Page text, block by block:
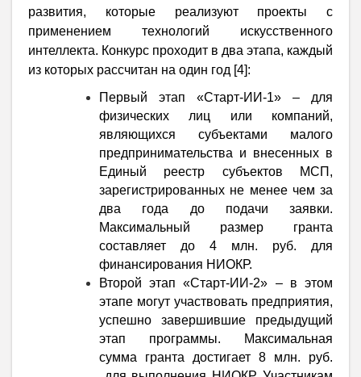
развития, которые реализуют проекты с
применением технологий искусственного
интеллекта. Конкурс проходит в два этапа, каждый
из которых рассчитан на один год [4]:
Первый этап «Старт-ИИ-1» – для
физических лиц или компаний,
являющихся субъектами малого
предпринимательства и внесенных в
Единый реестр субъектов МСП,
зарегистрированных не менее чем за
два года до подачи заявки.
Максимальный размер гранта
составляет до 4 млн. руб. для
финансирования НИОКР.
Второй этап «Старт-ИИ-2» – в этом
этапе могут участвовать предприятия,
успешно завершившие предыдущий
этап программы. Максимальная
сумма гранта достигает 8 млн. руб.